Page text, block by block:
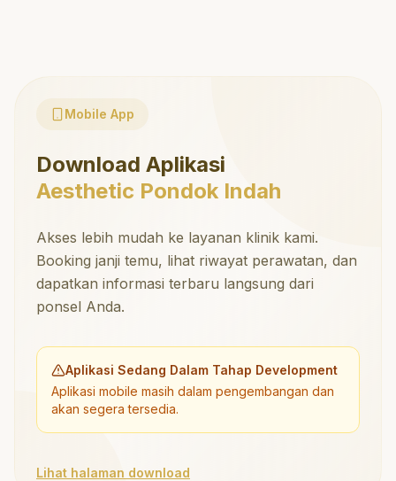
Mobile App
Download Aplikasi
Aesthetic Pondok Indah
Akses lebih mudah ke layanan klinik kami.
Booking janji temu, lihat riwayat perawatan, dan
dapatkan informasi terbaru langsung dari
ponsel Anda.
Aplikasi Sedang Dalam Tahap Development
Aplikasi mobile masih dalam pengembangan dan
akan segera tersedia.
Lihat halaman download